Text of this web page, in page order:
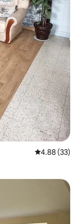
Calificación
4.88 (33)